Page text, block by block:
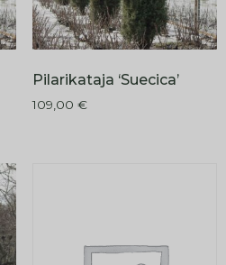
Pilarikataja ‘Suecica’
109,00 €